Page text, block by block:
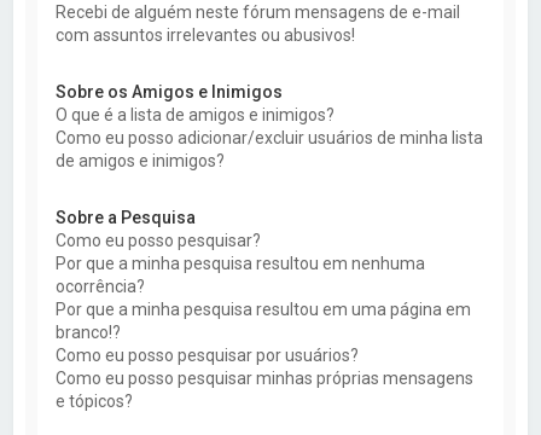
Recebi de alguém neste fórum mensagens de e-mail
com assuntos irrelevantes ou abusivos!
Sobre os Amigos e Inimigos
O que é a lista de amigos e inimigos?
Como eu posso adicionar/excluir usuários de minha lista
de amigos e inimigos?
Sobre a Pesquisa
Como eu posso pesquisar?
Por que a minha pesquisa resultou em nenhuma
ocorrência?
Por que a minha pesquisa resultou em uma página em
branco!?
Como eu posso pesquisar por usuários?
Como eu posso pesquisar minhas próprias mensagens
e tópicos?